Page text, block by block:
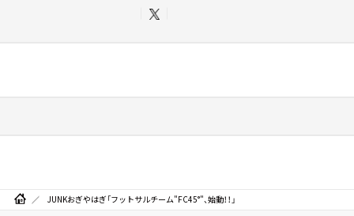
JUNKおぎやはぎ「フットサルチーム"FC45°"、始動！！」